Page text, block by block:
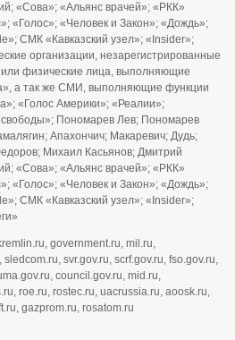
«Сова»; «Альянс врачей»; «РКК»
«Голос»; «Человек и Закон»; «Дождь»;
СМК «Кавказский узел»; «Insider»;
организации, незарегистрированные
физические лица, выполняющие
а так же СМИ, выполняющие функции
«Голос Америки»; «Реалии»;
Пономарев Лев; Пономарев
Апахончич; Макаревич; Дудь;
Михаил Касьянов; Дмитрий
«Сова»; «Альянс врачей»; «РКК»
«Голос»; «Человек и Закон»; «Дождь»;
СМК «Кавказский узел»; «Insider»;
government.ru, mil.ru,
svr.gov.ru, scrf.gov.ru, fso.gov.ru,
council.gov.ru, mid.ru,
roe.ru, rostec.ru, uacrussia.ru, aoosk.ru,
gazprom.ru, rosatom.ru